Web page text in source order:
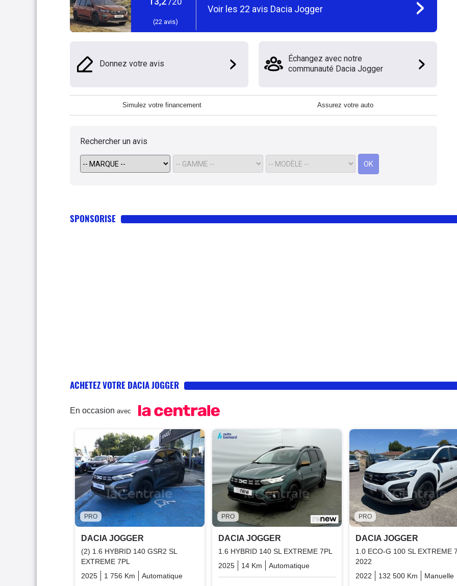
(22 avis)
Voir les 22 avis Dacia Jogger
Donnez votre avis
Échangez avec notre
communauté Dacia Jogger
Simulez votre financement Assurez votre auto
Rechercher un avis
OK
SPONSORISE
ACHETEZ VOTRE DACIA JOGGER
En occasion avec
PRO
DACIA JOGGER
(2) 1.6 HYBRID 140 GSR2 SL
EXTREME 7PL
2025
1 756 Km Automatique Hybrid_essence_electric
PRO
DACIA JOGGER
1.6 HYBRID 140 SL EXTREME 7PL
2025
14 Km Automatique Hybrid_essence_electric
PRO
DACIA JOGGER
1.0 ECO-G 100 SL EXTREME
2022
2022
132 500 Km Manuelle